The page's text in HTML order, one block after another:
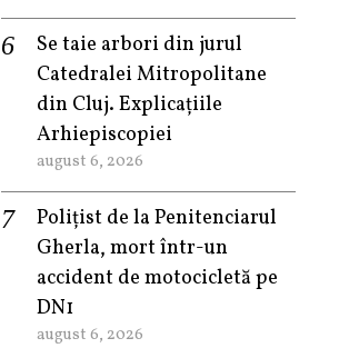
Se taie arbori din jurul
Catedralei Mitropolitane
din Cluj. Explicațiile
Arhiepiscopiei
august 6, 2026
Polițist de la Penitenciarul
Gherla, mort într-un
accident de motocicletă pe
DN1
august 6, 2026